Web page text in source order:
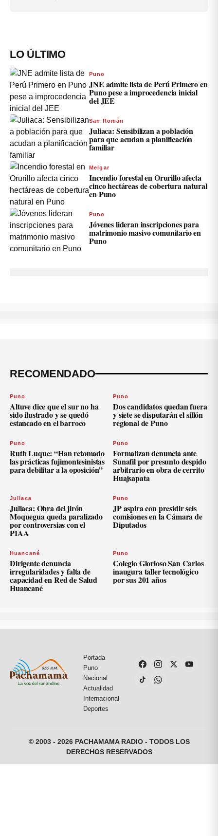
LO ÚLTIMO
Puno
JNE admite lista de Perú Primero en
Puno pese a improcedencia inicial
del JEE
San Román
Juliaca: Sensibilizan a población
para que acudan a planificación
familiar
Melgar
Incendio forestal en Orurillo afecta
cinco hectáreas de cobertura natural
en Puno
Puno
Jóvenes lideran inscripciones para
matrimonio masivo comunitario en
Puno
RECOMENDADO
Puno
Altuve dice que el sur no ha
sido ilustrado y se quedó
estancado en el barroco
Puno
Dos candidatos quedan fuera
y siete se disputarán el sillón
regional de Puno
Puno
Ruth Luque: “Han retomado
las prácticas fujimontesinistas
para debilitar a la oposición”
Puno
Formalizan denuncia ante
Sunafil por presunto despido
arbitrario en obra de cerrito
Huajsapata
Juliaca
Juliaca: Obra del jirón
Moquegua queda paralizado
por controversias con el
PIAA
Puno
JP aspira con presidir seis
comisiones en la Cámara de
Diputados
Huancané
Dirigente denuncia
irregularidades y falta de
capacidad en Red de Salud
Huancané
Puno
Colegio Glorioso San Carlos
inaugura taller tecnológico
por sus 201 años
Portada
Puno
Nacional
Actualidad
Internacional
Deportes
© 2003 - 2026 PACHAMAMA RADIO - TODOS LOS
DERECHOS RESERVADOS